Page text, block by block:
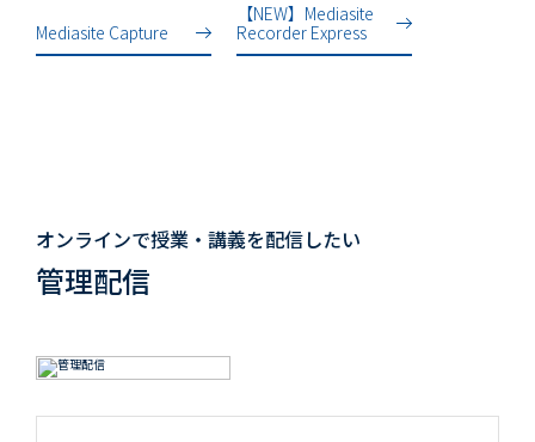
Mediasite Capture
【NEW】Mediasite
Recorder Express
オンラインで授業・講義を配信したい
管理配信